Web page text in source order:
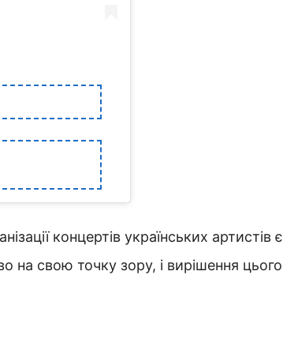
концертів українських артистів є
на свою точку зору, і вирішення цього